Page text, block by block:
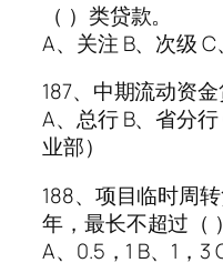
（ ）类贷款。
A、关注 B、次级
187、中期流动资
A、总行 B、省分
业部）
188、项目临时周
年，最长不超过（
A、0.5，1 B、1，3